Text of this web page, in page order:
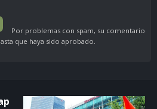
Por problemas con spam, su comentario
que haya sido aprobado.